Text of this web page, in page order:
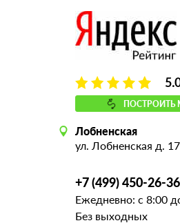
ПОСТРОИТЬ
Лобненская
ул. Лобненская д.
+7 (499) 450-26-36
Ежедневно: с 8:00
Без выходных